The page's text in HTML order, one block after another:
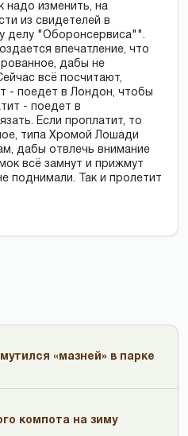
«мазней» в парке
компота на зиму
надо изменить, на
из свидетелей в
делу "Оборонсервиса"".
впечатление, что
дабы не
всё посчитают,
- поедет в Лондон, чтобы
- поедет в
Если проплатит, то
типа Хромой Лошади
дабы отвлечь внимание
всё замнут и прижмут
поднимали. Так и пролетит